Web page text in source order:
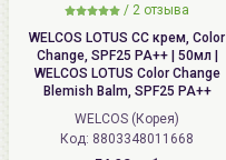
/ 2 отзыва
WELCOS LOTUS СС крем, Color
Change, SPF25 PA++ | 50мл |
WELCOS LOTUS Color Change
Blemish Balm, SPF25 PA++
WELCOS (Корея)
Код: 8803348011668